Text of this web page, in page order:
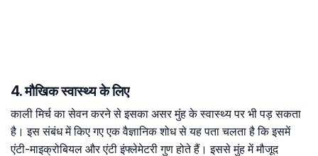
4. मौखिक स्वास्थ्य के लिए
काली मिर्च का सेवन करने से इसका असर मुंह के स्वास्थ्य पर भी पड़ सकता
है। इस संबंध में किए गए एक वैज्ञानिक शोध से यह पता चलता है कि इसमें
एंटी-माइक्रोबियल और एंटी इंफ्लेमेटरी गुण होते हैं। इससे मुंह में मौजूद